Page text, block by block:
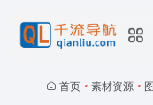
首页 • 素材资源 •